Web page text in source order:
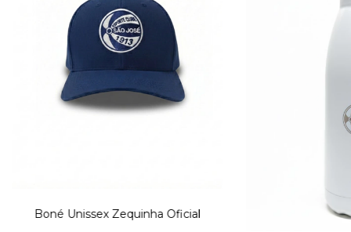
Boné Unissex Zequinha Oficial